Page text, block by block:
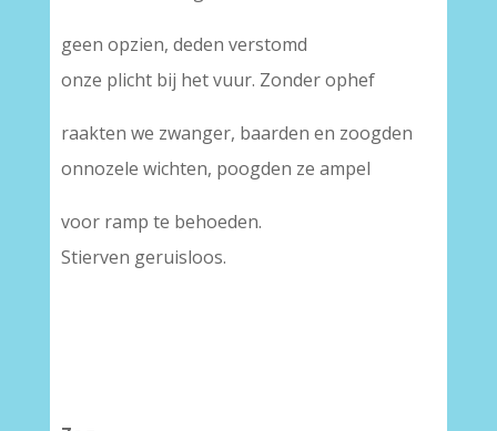
geen opzien, deden verstomd
onze plicht bij het vuur. Zonder ophef
raakten we zwanger, baarden en zoogden
onnozele wichten, poogden ze ampel
voor ramp te behoeden.
Stierven geruisloos.